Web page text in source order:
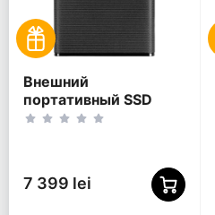
Внешний
портативный SSD
накопитель
7 399 lei